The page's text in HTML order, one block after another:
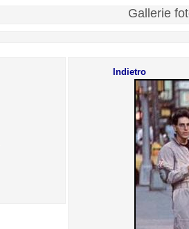
Gallerie
Indietro